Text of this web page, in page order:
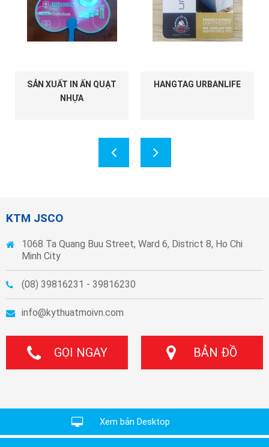
SẢN XUẤT IN ẤN QUẠT
NHỰA
HANGTAG URBANLIFE
KTM JSCO
1068 Ta Quang Buu Street, Ward 6, District 8, Ho Chi
Minh City
(08) 39816231 - 39816230
info@kythuatmoivn.com
GỌI NGAY BẢN ĐỒ
Xem bản Desktop